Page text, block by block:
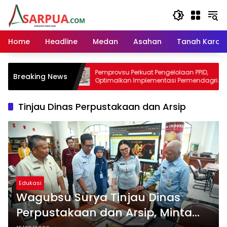
Langsung
konten
Home
Headline Medan Asahan Tanah Karo
Breaking NewsPemprovsu Perkuat Pengelolaan PPID,
Optimalkan Implementasi Permendagri
Nomor 2 Tahun 2026
Pelajar
Tinjau Dinas Perpustakaan dan Arsip
Edukasi
Wagubsu Surya Tinjau Dinas
Perpustakaan dan Arsip, Minta